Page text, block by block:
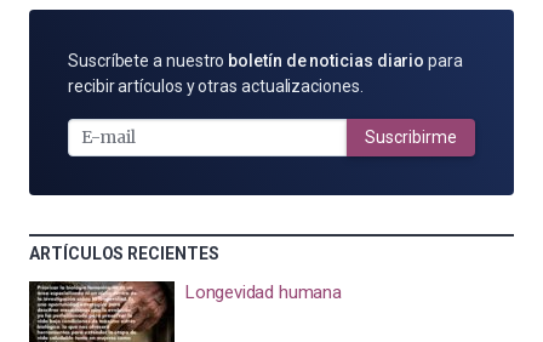
SUSCRÍBETE
POR
MAIL
Suscríbete a nuestro boletín de noticias diario para
recibir artículos y otras actualizaciones.
Suscribirme
ARTÍCULOS RECIENTES
Longevidad humana